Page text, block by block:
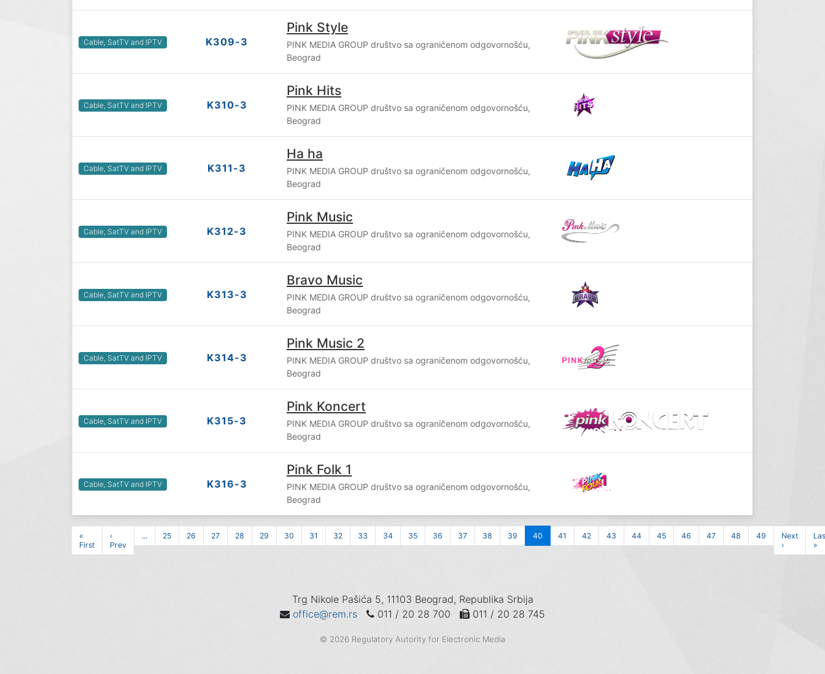
Cable, SatTV and IPTV K309-3
Pink Style
PINK MEDIA GROUP društvo sa ograničenom odgovornošću,
Beograd
Cable, SatTV and IPTV K310-3
Pink Hits
PINK MEDIA GROUP društvo sa ograničenom odgovornošću,
Beograd
Cable, SatTV and IPTV K311-3
Ha ha
PINK MEDIA GROUP društvo sa ograničenom odgovornošću,
Beograd
Cable, SatTV and IPTV K312-3
Pink Music
PINK MEDIA GROUP društvo sa ograničenom odgovornošću,
Beograd
Cable, SatTV and IPTV K313-3
Bravo Music
PINK MEDIA GROUP društvo sa ograničenom odgovornošću,
Beograd
Cable, SatTV and IPTV K314-3
Pink Music 2
PINK MEDIA GROUP društvo sa ograničenom odgovornošću,
Beograd
Cable, SatTV and IPTV K315-3
Pink Koncert
PINK MEDIA GROUP društvo sa ograničenom odgovornošću,
Beograd
Cable, SatTV and IPTV K316-3
Pink Folk 1
PINK MEDIA GROUP društvo sa ograničenom odgovornošću,
Beograd
«
First
‹
Prev
... 25 26 27 28 29 30 31 32 33 34 35 36 37 38 39 40 41 42 43 44 45 46 47 48 49
Next
›
»
Trg Nikole Pašića 5, 11103 Beograd, Republika Srbija
office@rem.rs
011 / 20 28 700 011 / 20 28 745
© 2026 Regulatory Autority for Electronic Media